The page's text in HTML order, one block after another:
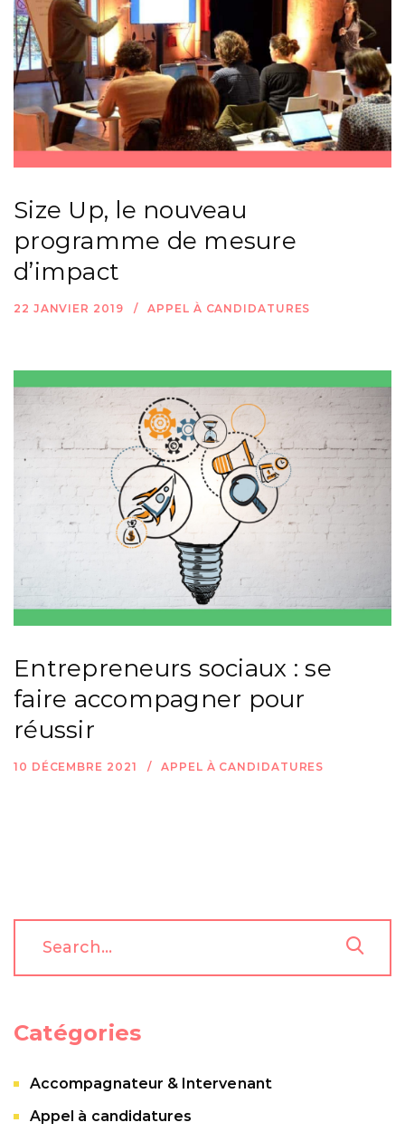
Size Up, le nouveau
programme de mesure
d’impact
22 JANVIER 2019 APPEL À CANDIDATURES
Entrepreneurs sociaux : se
faire accompagner pour
réussir
10 DÉCEMBRE 2021 APPEL À CANDIDATURES
Catégories
Accompagnateur & Intervenant
Appel à candidatures